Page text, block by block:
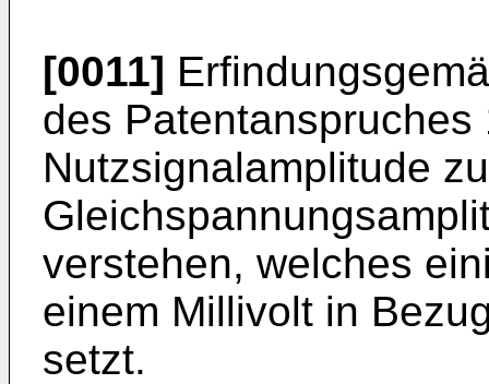
[0011]
des
Nutzsignalamplitude
verstehen, welches
einem Millivolt in
setzt.